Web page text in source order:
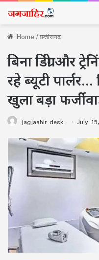
Home/छत्तीसगढ़
बिना डिग्री और
रहे ब्यूटी
खुला बड़ा
jagjaahir desk July